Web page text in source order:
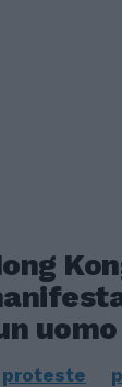
uomo
proteste